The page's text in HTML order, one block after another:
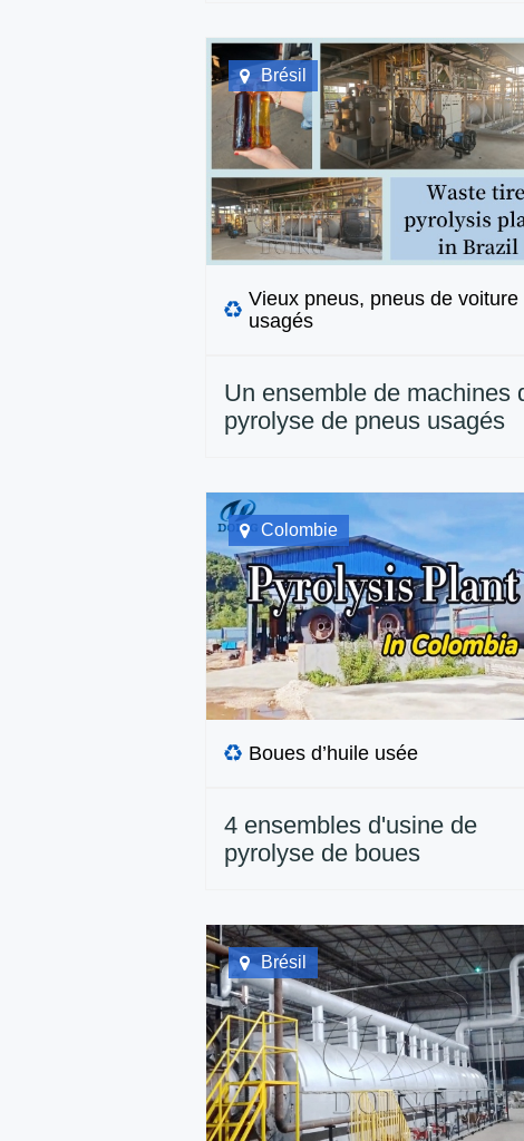
Brésil
Vieux pneus, pneus de voiture
usagés
Un ensemble de machines
pyrolyse de pneus usagés
Colombie
Boues d’huile usée
4 ensembles d'usine de
pyrolyse de boues
Brésil